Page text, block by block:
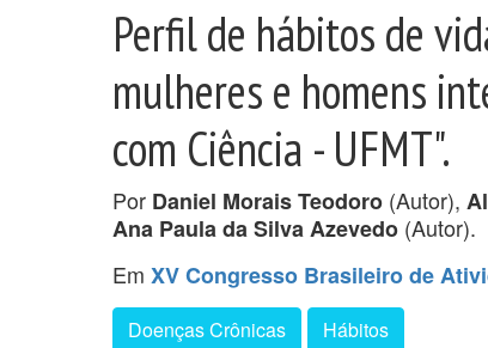
Perfil de hábitos de
mulheres e homens
com Ciência - UFMT".
Por Daniel Morais Teodoro (Autor),
Ana Paula da Silva Azevedo (Autor).
Em XV Congresso Brasileiro de
Doenças Crônicas Hábitos